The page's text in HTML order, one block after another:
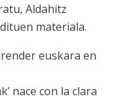
Aldahitz
materiala.
euskara en
nace con la clara